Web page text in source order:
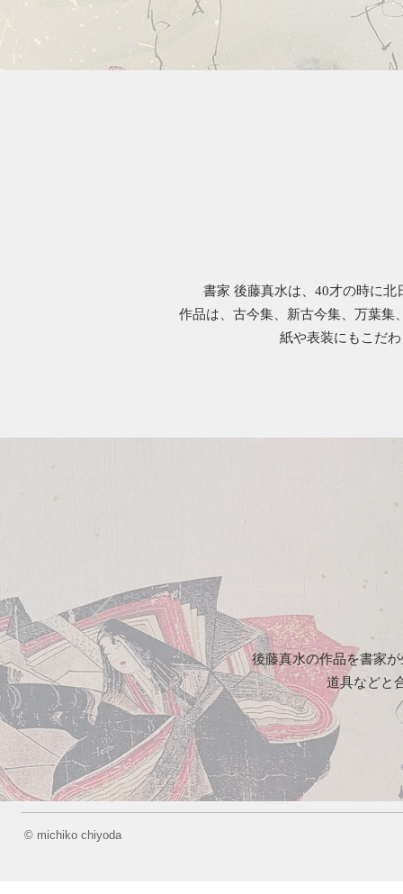
書家 後藤真水は、40才の時に
作品は、古今集、新古今集、万葉集
紙や表装にもこだ
後藤真水の作品を書家
道具などと
© michiko chiyoda